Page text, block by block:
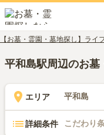
【お墓・霊園・墓地探し】ライ
平和島駅周辺のお墓
エリア 平和島
詳細条件 こだわり